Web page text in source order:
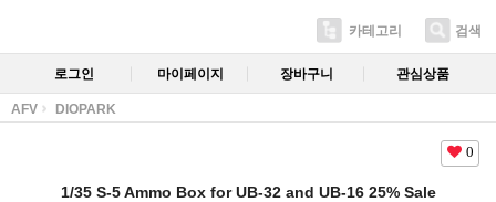
카테고리 검색
로그인 마이페이지 장바구니 관심상품
AFV DIOPARK
0
1/35 S-5 Ammo Box for UB-32 and UB-16 25% Sale